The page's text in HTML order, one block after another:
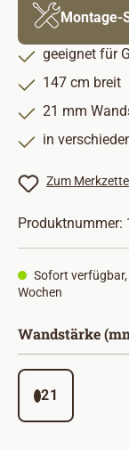
Montage-
geeignet für
147 cm breit
21 mm
in
Zum
Produktnummer:
Sofort
Wochen
Wandstärke
21